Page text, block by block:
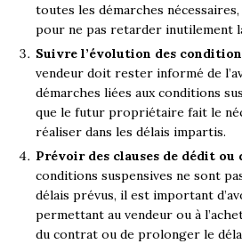
toutes les démarches
pour ne pas retarder inutilement
Suivre l’évolution des
vendeur doit rester informé de
démarches liées aux conditions
que le futur propriétaire fait le
réaliser dans les délais impartis.
Prévoir des clauses de dédit
conditions suspensives ne sont
délais prévus, il est important
permettant au vendeur ou à
du contrat ou de prolonger le